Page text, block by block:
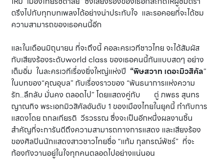
ตรึงไปกับทุกบทเพลงได้อย่างน่าประทับใจ และรอคอยที่จะได้ชม
ความสามารถของเธอคนนี้อีก
และในเดือนมิถุนายน ที่จะถึงนี้ คอละครเวทีชาวไทย จะได้สัมผัส
กับเสียงร้องระดับworld class ของเธอคนนี้กันแบบสดๆ อย่าง
เต็มอิ่ม ในละครเวทีเรื่องยิ่งใหญ่แห่งปี “พิษสวาท เดอะมิวสิคัล”
ในบทของ“คุณอุบล” กับเรื่องราวของ “พันธนาการแห่งความ
รัก..ลึกลับ มั่นคง ตลอดไป” โดยแสดงคู่กับ ตู่ ภพธร สุนทร
ญาณกิจ พระเอกมิวสิคัลอันดับ 1 ของเมืองไทยในยุคนี้ กำกับการ
แสดงโดย ถกลเกียรติ วีรวรรณ ซึ่งจะเป็นอีกหนึ่งผลงานชิ้น
สำคัญที่จะการันตีถึงความสามารถทางการแสดง และเสียงร้อง
ของศิลปินนักแสดงสาวชาวไทยชื่อ “แก้ม กุลกรณ์พัชร์” ที่จะ
ก้องกังวานอยู่ในใจทุกคนตลอดไปอย่างแน่นอน